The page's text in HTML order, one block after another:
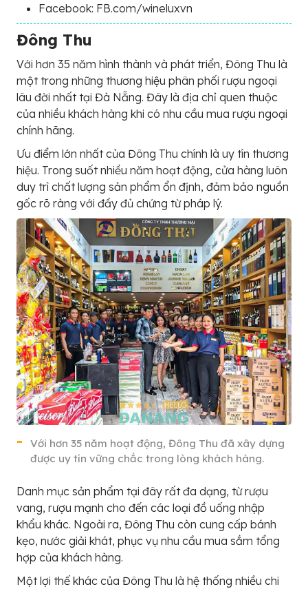
Facebook: FB.com/wineluxvn
Đông Thu
Với hơn 35 năm hình thành và phát triển, Đông Thu là
một trong những thương hiệu phân phối rượu ngoại
lâu đời nhất tại Đà Nẵng. Đây là địa chỉ quen thuộc
của nhiều khách hàng khi có nhu cầu mua rượu ngoại
chính hãng.
Ưu điểm lớn nhất của Đông Thu chính là uy tín thương
hiệu. Trong suốt nhiều năm hoạt động, cửa hàng luôn
duy trì chất lượng sản phẩm ổn định, đảm bảo nguồn
gốc rõ ràng với đầy đủ chứng từ pháp lý.
Với hơn 35 năm hoạt động, Đông Thu đã xây dựng
được uy tín vững chắc trong lòng khách hàng.
Danh mục sản phẩm tại đây rất đa dạng, từ rượu
vang, rượu mạnh cho đến các loại đồ uống nhập
khẩu khác. Ngoài ra, Đông Thu còn cung cấp bánh
kẹo, nước giải khát, phục vụ nhu cầu mua sắm tổng
hợp của khách hàng.
Một lợi thế khác của Đông Thu là hệ thống nhiều chi